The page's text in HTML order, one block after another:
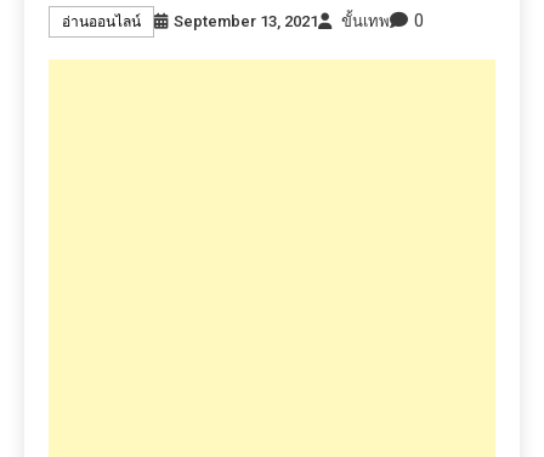
อ่านออนไลน์ September 13, 2021 ขั้นเทพ 0